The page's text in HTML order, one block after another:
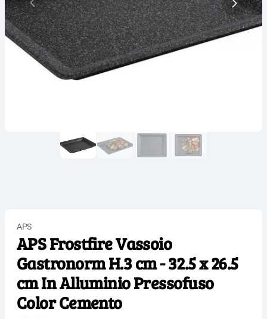
APS
APS Frostfire Vassoio
Gastronorm H.3 cm - 32.5 x 26.5
cm In Alluminio Pressofuso
Color Cemento